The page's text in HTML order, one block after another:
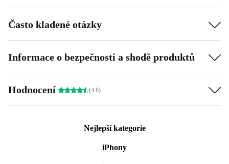
Často kladené otázky
Informace o bezpečnosti a shodě produktů
Hodnocení (4.6)
Nejlepší kategorie
iPhony